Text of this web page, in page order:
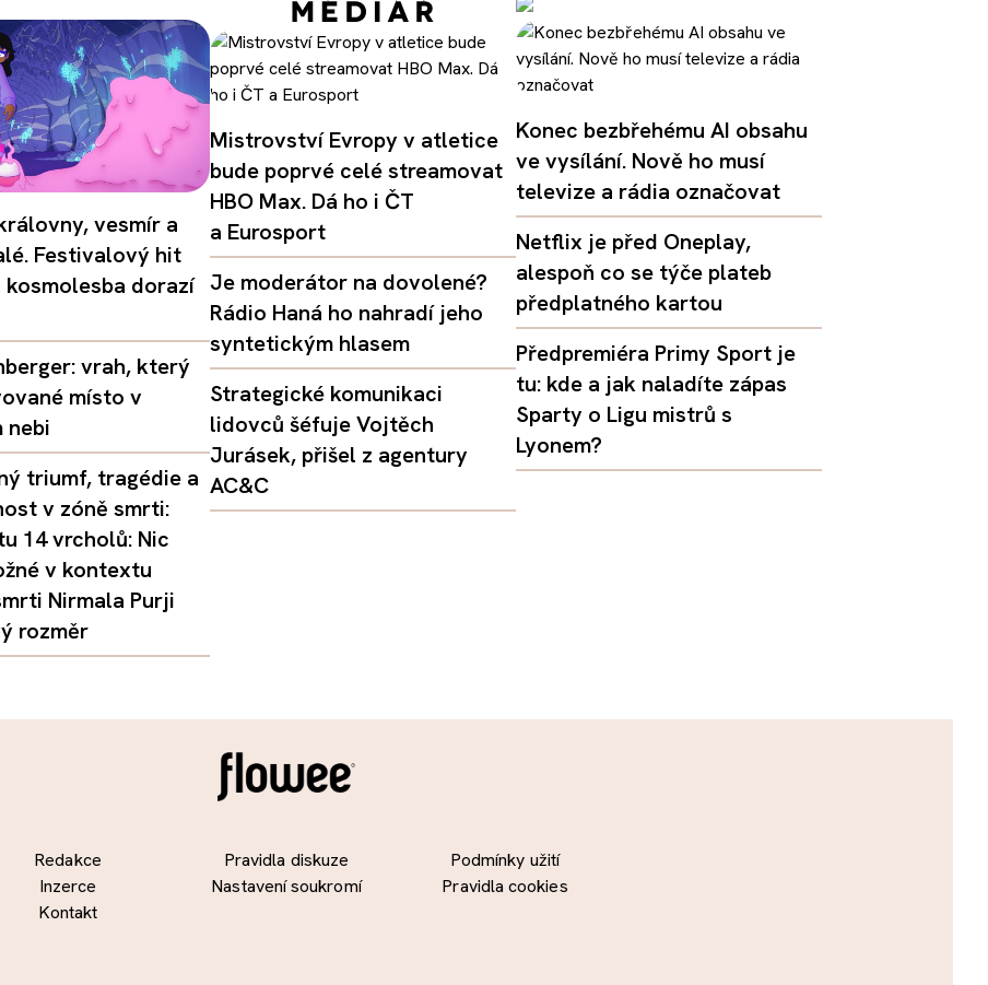
vesmír a
Festivalový hit
kosmolesba dorazí
vrah, který
místo v
nebi
triumf, tragédie a
v zóně smrti:
14 vrcholů: Nic
v kontextu
Nirmala Purji
rozměr
Mistrovství Evropy v atletice
bude poprvé celé streamovat
HBO Max. Dá ho i ČT
a Eurosport
Je moderátor na dovolené?
Rádio Haná ho nahradí jeho
syntetickým hlasem
Strategické komunikaci
lidovců šéfuje Vojtěch
Jurásek, přišel z agentury
AC&C
Konec bezbřehému AI obsahu
ve vysílání. Nově ho musí
televize a rádia označovat
Netflix je před Oneplay,
alespoň co se týče plateb
předplatného kartou
Předpremiéra Primy Sport je
tu: kde a jak naladíte zápas
Sparty o Ligu mistrů s
Lyonem?
Redakce
Inzerce
Kontakt
Pravidla diskuze
Nastavení soukromí
Podmínky užití
Pravidla cookies